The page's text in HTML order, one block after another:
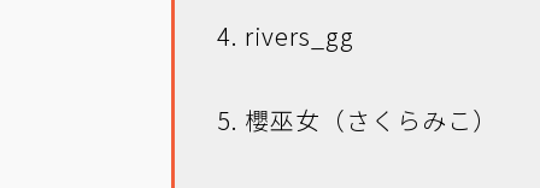
4. rivers_gg
5. 櫻巫女（さくらみこ）